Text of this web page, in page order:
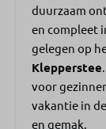
Keuken
Keuken
Bestek
duurzaam
en compleet
gelegen op
Klepperstee
voor
vakantie in
en gemak.